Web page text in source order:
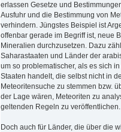
erlassen Gesetze und
Ausfuhr und die Bestimmung von
verhindern. Jüngstes Beispiel ist
offenbar gerade im Begriff ist, neue
Mineralien durchzusetzen. Dazu
Saharastaaten und Länder der
um so problematischer, als es sich
Staaten handelt, die selbst nicht in
Meteoritensuche zu stemmen bzw.
der Lage wären, Meteoriten zu
geltenden Regeln zu veröffentlichen.
Doch auch für Länder, die über die